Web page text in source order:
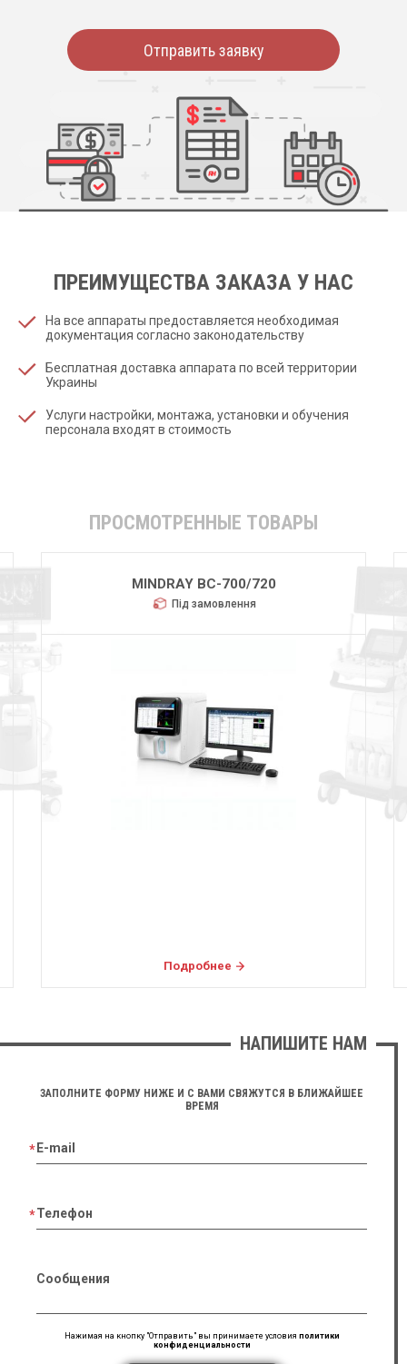
Отправить заявку
ПРЕИМУЩЕСТВА ЗАКАЗА У НАС
На все аппараты предоставляется необходимая
документация согласно законодательству
Бесплатная доставка аппарата по всей территории
Украины
Услуги настройки, монтажа, установки и обучения
персонала входят в стоимость
ПРОСМОТРЕННЫЕ ТОВАРЫ
MINDRAY BC-700/720
Під замовлення
Подробнее
НАПИШИТЕ НАМ
ЗАПОЛНИТЕ ФОРМУ НИЖЕ И С ВАМИ СВЯЖУТСЯ В БЛИЖАЙШЕЕ
ВРЕМЯ
E-mail
Телефон
Сообщения
Нажимая на кнопку "Отправить" вы принимаете условия политики
конфиденциальности